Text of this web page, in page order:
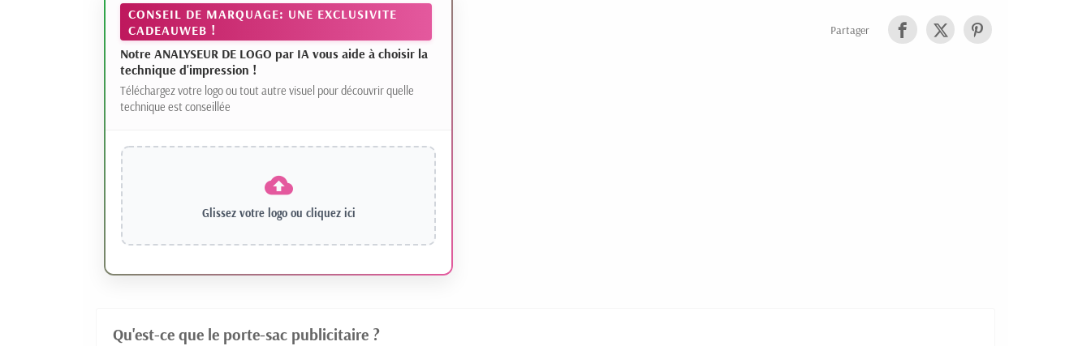
CONSEIL DE MARQUAGE: UNE EXCLUSIVITE
CADEAUWEB !
Notre ANALYSEUR DE LOGO par IA vous aide à choisir la
technique d'impression !
Téléchargez votre logo ou tout autre visuel pour découvrir quelle
technique est conseillée
Glissez votre logo ou cliquez ici
Partager
Qu'est-ce que le porte-sac publicitaire ?